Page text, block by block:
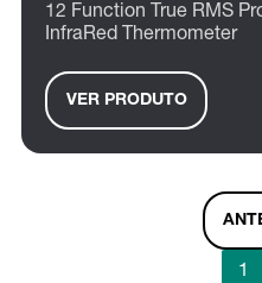
12 Function True RMS
InfraRed Thermometer
VER PRODUTO
1